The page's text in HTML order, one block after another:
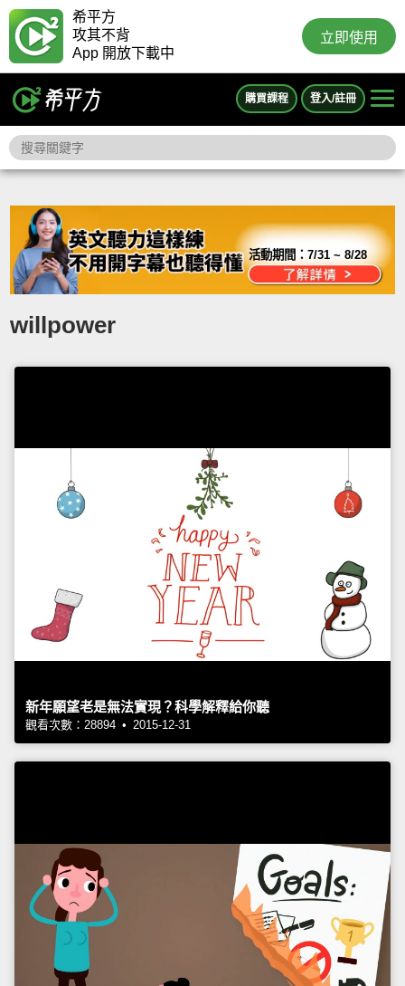
希平方
攻其不背
App 開放下載中
立即使用
購買課程 登入/註冊
活動期間：7/31 ~ 8/28
willpower
新年願望老是無法實現？科學解釋給你聽
觀看次數：28894 • 2015-12-31